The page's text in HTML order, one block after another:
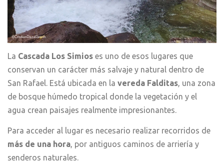
La Cascada Los Simios es uno de esos lugares que
conservan un carácter más salvaje y natural dentro de
San Rafael. Está ubicada en la vereda Falditas, una zona
de bosque húmedo tropical donde la vegetación y el
agua crean paisajes realmente impresionantes.
Para acceder al lugar es necesario realizar recorridos de
más de una hora, por antiguos caminos de arriería y
senderos naturales.